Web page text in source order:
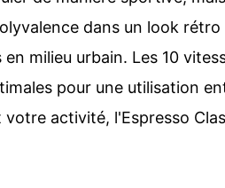
dans un look
milieu urbain. Les 10
pour une utilisation
activité, l'Espresso